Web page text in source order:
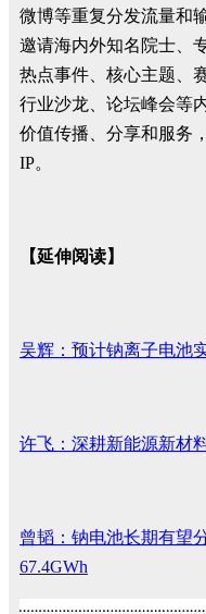
微博等重复分发流量和
邀请海内外知名院士、
热点事件、核心主题、
行业沙龙、论坛峰会等
价值传播、分享和服务
IP。
【延伸阅读】
吴辉：预计钠离子电池
许飞：深耕新能源新材
曾韬：钠电池长期有望
67.4GWh